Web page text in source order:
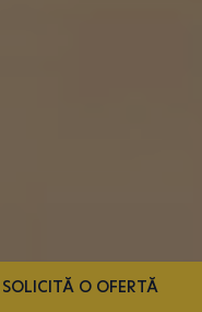
SOLICITĂ O OFERTĂ